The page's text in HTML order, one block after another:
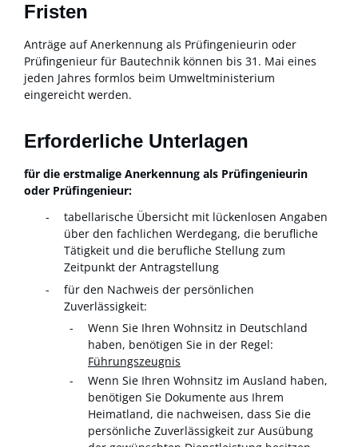
Fristen
Anträge auf Anerkennung als Prüfingenieurin oder
Prüfingenieur für Bautechnik können bis 31. Mai eines
jeden Jahres formlos beim Umweltministerium
eingereicht werden.
Erforderliche Unterlagen
für die erstmalige Anerkennung als Prüfingenieurin
oder Prüfingenieur:
tabellarische Übersicht mit lückenlosen Angaben
über den fachlichen Werdegang, die berufliche
Tätigkeit und die berufliche Stellung zum
Zeitpunkt der Antragstellung
für den Nachweis der persönlichen
Zuverlässigkeit:
Wenn Sie Ihren Wohnsitz in Deutschland
haben, benötigen Sie in der Regel:
Führungszeugnis
Wenn Sie Ihren Wohnsitz im Ausland haben,
benötigen Sie Dokumente aus Ihrem
Heimatland, die nachweisen, dass Sie die
persönliche Zuverlässigkeit zur Ausübung